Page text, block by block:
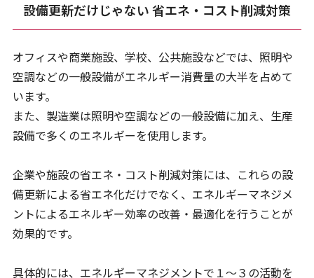
設備更新だけじゃない 省エネ・コスト削減対策
オフィスや商業施設、学校、公共施設などでは、照明や
空調などの一般設備がエネルギー消費量の大半を占めて
います。
また、製造業は照明や空調などの一般設備に加え、生産
設備で多くのエネルギーを使用します。
企業や施設の省エネ・コスト削減対策には、これらの設
備更新による省エネ化だけでなく、エネルギーマネジメ
ントによるエネルギー効率の改善・最適化を行うことが
効果的です。
具体的には、エネルギーマネジメントで１～３の活動を